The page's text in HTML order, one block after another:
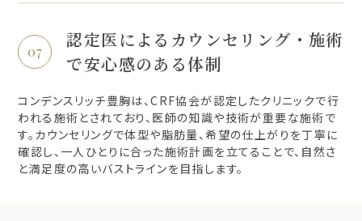
認定医によるカウンセリング・施術
で安心感のある体制
コンデンスリッチ豊胸は、CRF協会が認定したクリニックで行
われる施術とされており、医師の知識や技術が重要な施術で
す。カウンセリングで体型や脂肪量、希望の仕上がりを丁寧に
確認し、一人ひとりに合った施術計画を立てることで、自然さ
と満足度の高いバストラインを目指します。